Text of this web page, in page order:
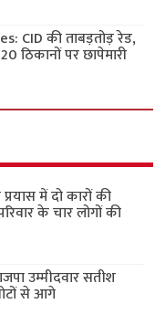
CID की ताबड़तोड़ रेड,
ठिकानों पर छापेमारी
में दो कारों की
के चार लोगों की
उम्मीदवार सतीश
से आगे